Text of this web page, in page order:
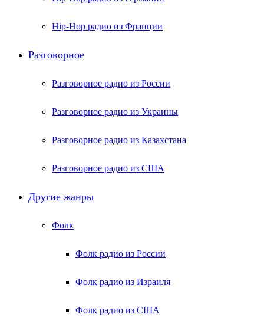
Hip-Hop радио из Франции
Разговорное
Разговорное радио из России
Разговорное радио из Украины
Разговорное радио из Казахстана
Разговорное радио из США
Другие жанры
Фолк
Фолк радио из России
Фолк радио из Израиля
Фолк радио из США